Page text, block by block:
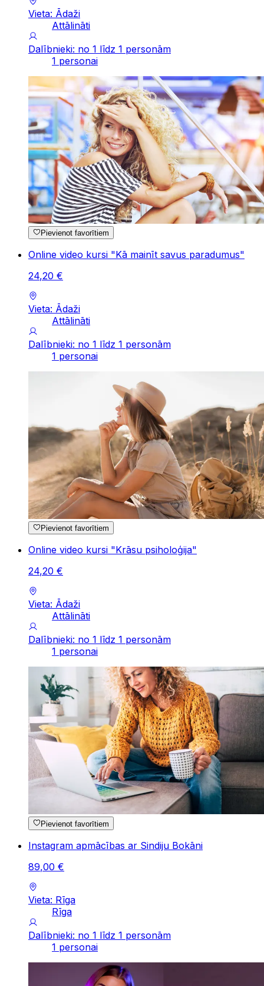
Vieta: Ādaži
Attālināti
Dalībnieki: no 1 līdz 1 personām
1 personai
Pievienot favorītiem
Online video kursi "Kā mainīt savus paradumus"
24,20 €
Vieta: Ādaži
Attālināti
Dalībnieki: no 1 līdz 1 personām
1 personai
Pievienot favorītiem
Online video kursi "Krāsu psiholoģija"
24,20 €
Vieta: Ādaži
Attālināti
Dalībnieki: no 1 līdz 1 personām
1 personai
Pievienot favorītiem
Instagram apmācības ar Sindiju Bokāni
89,00 €
Vieta: Rīga
Rīga
Dalībnieki: no 1 līdz 1 personām
1 personai